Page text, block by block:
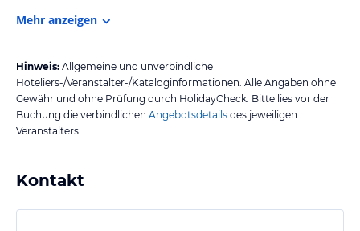
Mehr anzeigen
Hinweis: Allgemeine und unverbindliche
Hoteliers-/Veranstalter-/Kataloginformationen. Alle Angaben ohne
Gewähr und ohne Prüfung durch HolidayCheck. Bitte lies vor der
Buchung die verbindlichen Angebotsdetails des jeweiligen
Veranstalters.
Kontakt